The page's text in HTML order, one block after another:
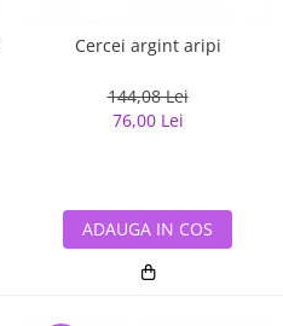
Cercei argint aripi
144,08 Lei
76,00 Lei
ADAUGA IN COS